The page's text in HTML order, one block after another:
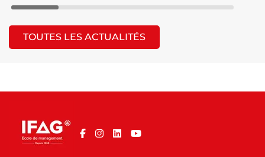
TOUTES LES ACTUALITÉS